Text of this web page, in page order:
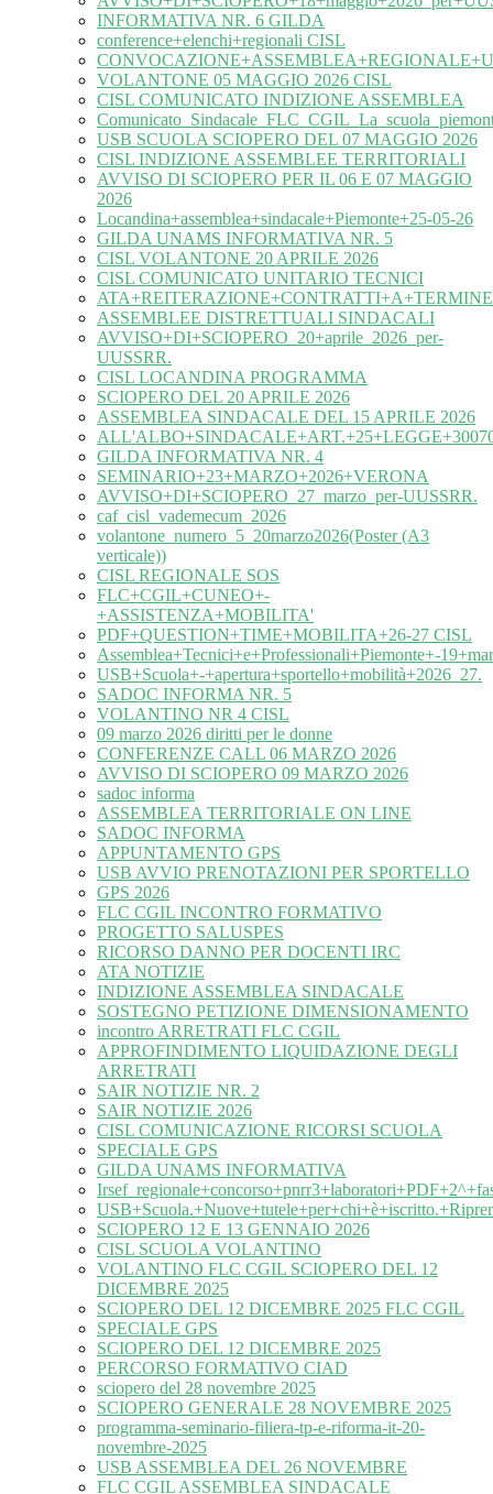
INFORMATIVA NR. 6 GILDA
conference+elenchi+regionali CISL
VOLANTONE 05 MAGGIO 2026 CISL
CISL COMUNICATO INDIZIONE ASSEMBLEA
USB SCUOLA SCIOPERO DEL 07 MAGGIO 2026
CISL INDIZIONE ASSEMBLEE TERRITORIALI
AVVISO DI SCIOPERO PER IL 06 E 07 MAGGIO
2026
Locandina+assemblea+sindacale+Piemonte+25-05-26
GILDA UNAMS INFORMATIVA NR. 5
CISL VOLANTONE 20 APRILE 2026
CISL COMUNICATO UNITARIO TECNICI
ATA+REITERAZIONE+CONTRATTI+A+TERMINE
ASSEMBLEE DISTRETTUALI SINDACALI
AVVISO+DI+SCIOPERO_20+aprile_2026_per-
UUSSRR.
CISL LOCANDINA PROGRAMMA
SCIOPERO DEL 20 APRILE 2026
ASSEMBLEA SINDACALE DEL 15 APRILE 2026
GILDA INFORMATIVA NR. 4
SEMINARIO+23+MARZO+2026+VERONA
AVVISO+DI+SCIOPERO_27_marzo_per-UUSSRR.
caf_cisl_vademecum_2026
volantone_numero_5_20marzo2026(Poster (A3
verticale))
CISL REGIONALE SOS
FLC+CGIL+CUNEO+-
+ASSISTENZA+MOBILITA'
PDF+QUESTION+TIME+MOBILITA+26-27 CISL
Assemblea+Tecnici+e+Professionali+Piemonte+-
USB+Scuola+-+apertura+sportello+mobilità+2026_27.
SADOC INFORMA NR. 5
VOLANTINO NR 4 CISL
09 marzo 2026 diritti per le donne
CONFERENZE CALL 06 MARZO 2026
AVVISO DI SCIOPERO 09 MARZO 2026
sadoc informa
ASSEMBLEA TERRITORIALE ON LINE
SADOC INFORMA
APPUNTAMENTO GPS
USB AVVIO PRENOTAZIONI PER SPORTELLO
GPS 2026
FLC CGIL INCONTRO FORMATIVO
PROGETTO SALUSPES
RICORSO DANNO PER DOCENTI IRC
ATA NOTIZIE
INDIZIONE ASSEMBLEA SINDACALE
SOSTEGNO PETIZIONE DIMENSIONAMENTO
incontro ARRETRATI FLC CGIL
APPROFINDIMENTO LIQUIDAZIONE DEGLI
ARRETRATI
SAIR NOTIZIE NR. 2
SAIR NOTIZIE 2026
CISL COMUNICAZIONE RICORSI SCUOLA
SPECIALE GPS
GILDA UNAMS INFORMATIVA
SCIOPERO 12 E 13 GENNAIO 2026
CISL SCUOLA VOLANTINO
VOLANTINO FLC CGIL SCIOPERO DEL 12
DICEMBRE 2025
SCIOPERO DEL 12 DICEMBRE 2025 FLC CGIL
SPECIALE GPS
SCIOPERO DEL 12 DICEMBRE 2025
PERCORSO FORMATIVO CIAD
sciopero del 28 novembre 2025
SCIOPERO GENERALE 28 NOVEMBRE 2025
programma-seminario-filiera-tp-e-riforma-it-20-
novembre-2025
USB ASSEMBLEA DEL 26 NOVEMBRE
FLC CGIL ASSEMBLEA SINDACALE